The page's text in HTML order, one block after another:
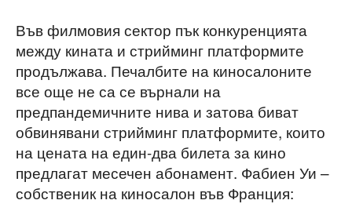
Във филмовия сектор пък конкуренцията
между кината и стрийминг платформите
продължава. Печалбите на киносалоните
все още не са се върнали на
предпандемичните нива и затова биват
обвинявани стрийминг платформите, които
на цената на един-два билета за кино
предлагат месечен абонамент. Фабиен Уи –
собственик на киносалон във Франция: